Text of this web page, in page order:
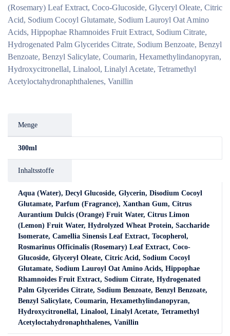
(Rosemary) Leaf Extract, Coco-Glucoside, Glyceryl Oleate, Citric
Acid, Sodium Cocoyl Glutamate, Sodium Lauroyl Oat Amino
Acids, Hippophae Rhamnoides Fruit Extract, Sodium Citrate,
Hydrogenated Palm Glycerides Citrate, Sodium Benzoate, Benzyl
Benzoate, Benzyl Salicylate, Coumarin, Hexamethylindanopyran,
Hydroxycitronellal, Linalool, Linalyl Acetate, Tetramethyl
Acetyloctahydronaphthalenes, Vanillin
Menge
300ml
Inhaltsstoffe
Aqua (Water), Decyl Glucoside, Glycerin, Disodium Cocoyl
Glutamate, Parfum (Fragrance), Xanthan Gum, Citrus
Aurantium Dulcis (Orange) Fruit Water, Citrus Limon
(Lemon) Fruit Water, Hydrolyzed Wheat Protein, Saccharide
Isomerate, Camellia Sinensis Leaf Extract, Tocopherol,
Rosmarinus Officinalis (Rosemary) Leaf Extract, Coco-
Glucoside, Glyceryl Oleate, Citric Acid, Sodium Cocoyl
Glutamate, Sodium Lauroyl Oat Amino Acids, Hippophae
Rhamnoides Fruit Extract, Sodium Citrate, Hydrogenated
Palm Glycerides Citrate, Sodium Benzoate, Benzyl Benzoate,
Benzyl Salicylate, Coumarin, Hexamethylindanopyran,
Hydroxycitronellal, Linalool, Linalyl Acetate, Tetramethyl
Acetyloctahydronaphthalenes, Vanillin